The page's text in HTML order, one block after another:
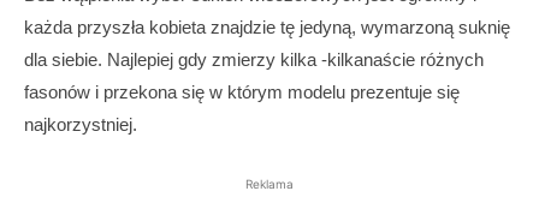
każda przyszła kobieta znajdzie tę jedyną, wymarzoną suknię
dla siebie. Najlepiej gdy zmierzy kilka -kilkanaście różnych
fasonów i przekona się w którym modelu prezentuje się
najkorzystniej.
Reklama